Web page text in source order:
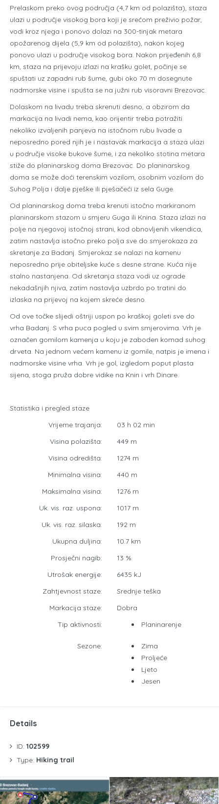
Prelaskom preko ovog područja (4,7 km od polazišta), staza
ulazi u područje visokog bora koji je srećom preživio požar,
vodi kroz njega i ponovo dolazi na 300-tinjak metara
opožarenog dijela (5,9 km od polazišta), nakon kojeg
ponovo ulazi u područje visokog bora. Nakon prijeđenih 6,8
km, staza na prijevoju izlazi na krašku golet, počinje se
spuštati uz zapadni rub šume, gubi oko 70 m dosegnute
nadmorske visine i spušta se na južni rub visoravni Brezovac.
Dolaskom na livadu treba skrenuti desno, a obzirom da
markacija na livadi nema, kao orijentir treba potražiti
nekoliko izvaljenih panjeva na istočnom rubu livade a
neposredno pored njih je i nastavak markacija a staza ulazi
u područje visoke bukove šume, i za nekoliko stotina metara
stiže do planinarskog doma Brezovac. Do planinarskog
doma se može doći terenskim vozilom, osobnim vozilom do
Suhog Polja i dalje pješke ili pješačeći iz sela Guge.
Od planinarskog doma treba krenuti istočno markiranom
planinarskom stazom u smjeru Guga ili Knina. Staza izlazi na
polje na njegovoj istočnoj strani, kod obnovljenih vikendica,
zatim nastavlja istočno preko polja sve do smjerokaza za
skretanje za Badanj. Smjerokaz se nalazi na kamenu
neposredno prije obiteljske kuće s desne strane. Kuća nije
stalno nastanjena. Od skretanja staza vodi uz ograde
nekadašnjih njiva, zatim nastavlja uzbrdo po tratini do
izlaska na prijevoj na kojem skreće desno.
Od ove točke slijedi oštriji uspon po kraškoj goleti sve do
vrha Badanj. S vrha puca pogled u svim smjerovima. Vrh je
označen gomilom kamenja u koju je zaboden komad suhog
drveta. Na jednom većem kamenu iz gomile, natpis je imena i
nadmorske visine vrha. Vrh je gol, izgledom poput plasta
sijena, stoga pruža dobre vidike na Knin i vrh Dinare.
Statistika i pregled staze
Vrijeme trajanja:
03 h 02 min
Visina polazišta:
449 m
Visina odredišta:
1274 m
Minimalna visina:
440 m
Maksimalna visina:
1276 m
Uk. vis. raz. uspona:
1017 m
Uk. vis. raz. silaska:
192 m
Ukupna duljina:
10.7 km
Prosječni nagib:
13 %
Utrošak energije:
6435 kJ
Zahtjevnost staze:
Srednje teška
Markacija staze:
Dobra
Tip aktivnosti:
Planinarenje
Sezone:
Zima
Proljeće
Ljeto
Jesen
Details
ID: 102599
Type: Hiking trail